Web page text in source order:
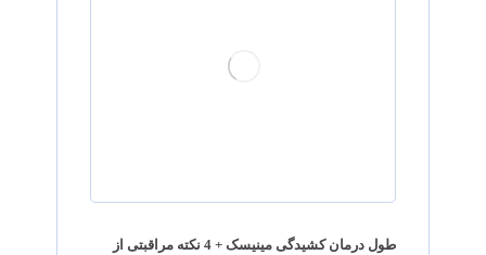
طول درمان کشیدگی مینیسک + 4 نکته مراقبتی از